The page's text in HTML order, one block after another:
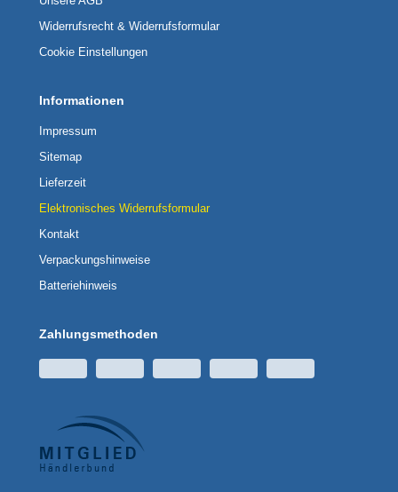
Widerrufsrecht & Widerrufsformular
Cookie Einstellungen
Informationen
Impressum
Sitemap
Lieferzeit
Elektronisches Widerrufsformular
Kontakt
Verpackungshinweise
Batteriehinweis
Zahlungsmethoden